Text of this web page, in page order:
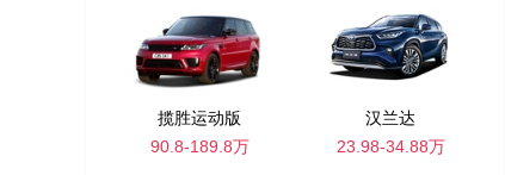
揽胜运动版
90.8-189.8万
汉兰达
23.98-34.88万